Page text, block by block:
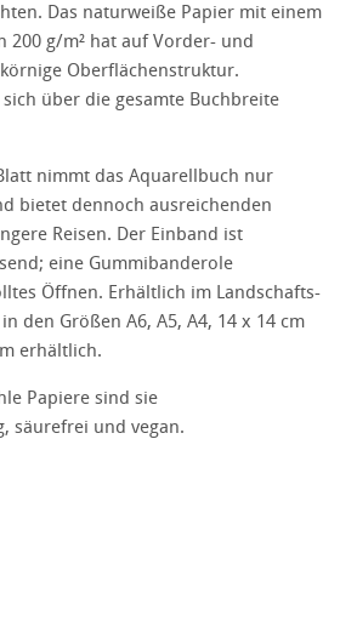
Das naturweiße Papier mit einem
200 g/m² hat auf Vorder- und
Oberflächenstruktur.
über die gesamte Buchbreite
nimmt das Aquarellbuch nur
bietet dennoch ausreichenden
Reisen. Der Einband ist
eine Gummibanderole
Öffnen. Erhältlich im Landschafts-
den Größen A6, A5, A4, 14 x 14 cm
erhältlich.
Papiere sind sie
säurefrei und vegan.